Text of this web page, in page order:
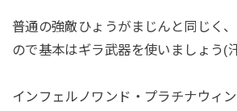
普通の強敵ひょうがまじんと同じく
ので基本はギラ武器を使いましょう(
インフェルノワンド・プラチナウィ